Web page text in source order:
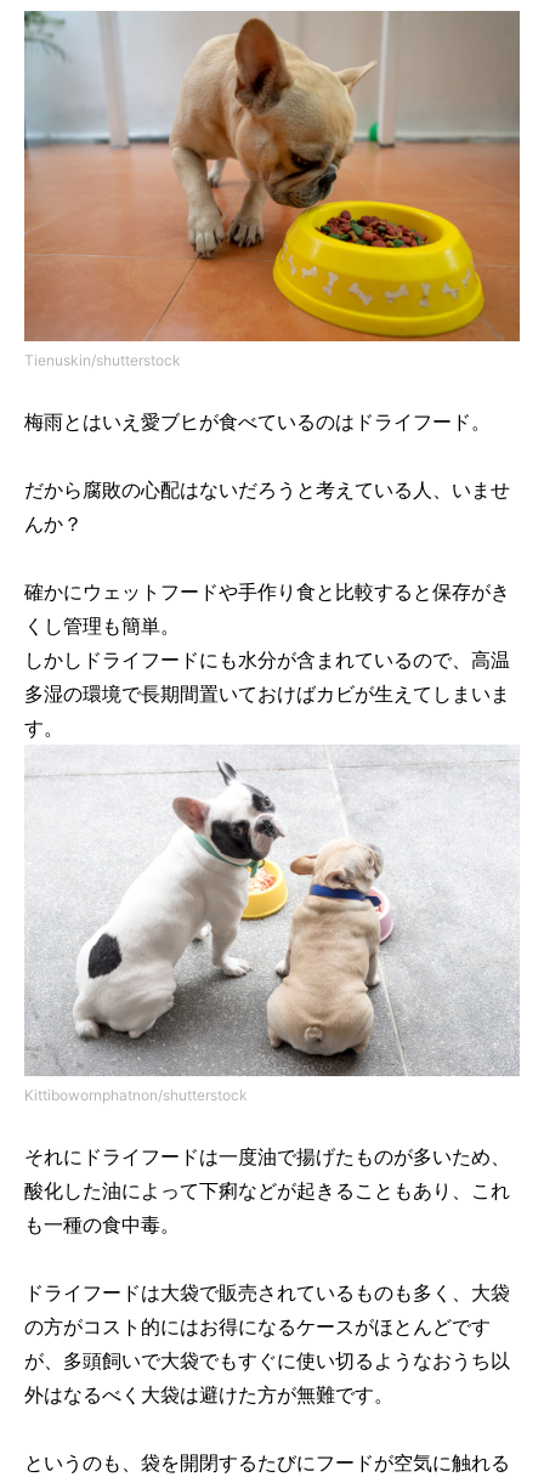
Tienuskin/shutterstock
梅雨とはいえ愛ブヒが食べているのはドライフード。
だから腐敗の心配はないだろうと考えている人、いませ
んか？
確かにウェットフードや手作り食と比較すると保存がき
くし管理も簡単。
しかしドライフードにも水分が含まれているので、高温
多湿の環境で長期間置いておけばカビが生えてしまいま
す。
Kittibowornphatnon/shutterstock
それにドライフードは一度油で揚げたものが多いため、
酸化した油によって下痢などが起きることもあり、これ
も一種の食中毒。
ドライフードは大袋で販売されているものも多く、大袋
の方がコスト的にはお得になるケースがほとんどです
が、多頭飼いで大袋でもすぐに使い切るようなおうち以
外はなるべく大袋は避けた方が無難です。
というのも、袋を開閉するたびにフードが空気に触れる